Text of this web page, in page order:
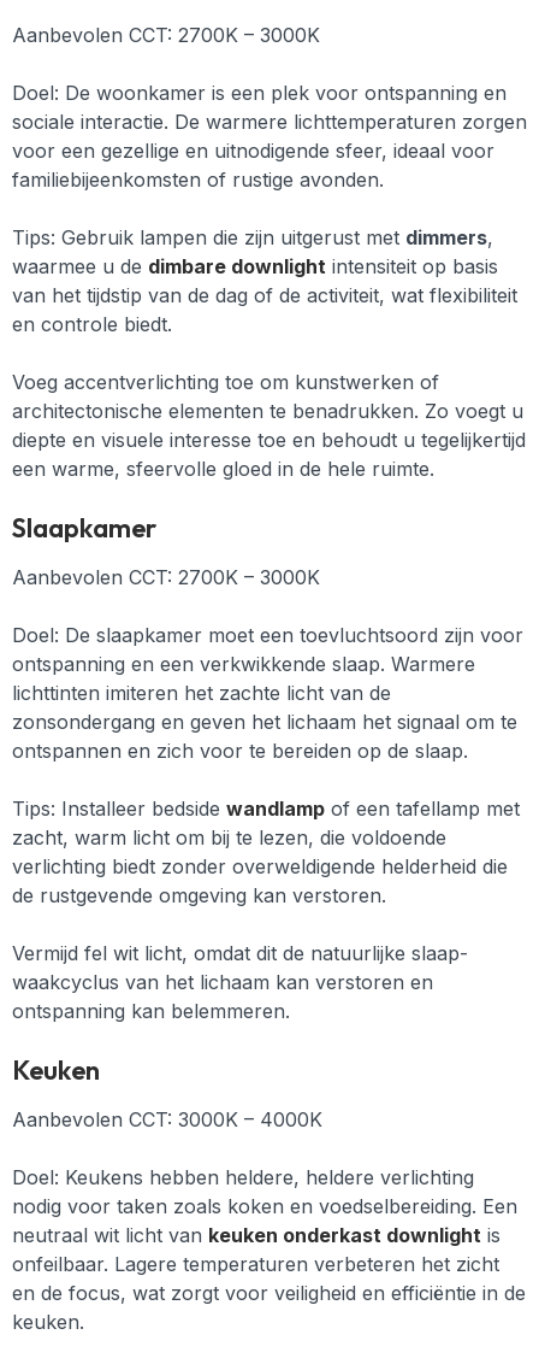
Aanbevolen CCT: 2700K – 3000K
Doel: De woonkamer is een plek voor ontspanning en
sociale interactie. De warmere lichttemperaturen zorgen
voor een gezellige en uitnodigende sfeer, ideaal voor
familiebijeenkomsten of rustige avonden.
Tips: Gebruik lampen die zijn uitgerust met dimmers,
waarmee u de dimbare downlight intensiteit op basis
van het tijdstip van de dag of de activiteit, wat flexibiliteit
en controle biedt.
Voeg accentverlichting toe om kunstwerken of
architectonische elementen te benadrukken. Zo voegt u
diepte en visuele interesse toe en behoudt u tegelijkertijd
een warme, sfeervolle gloed in de hele ruimte.
Slaapkamer
Aanbevolen CCT: 2700K – 3000K
Doel: De slaapkamer moet een toevluchtsoord zijn voor
ontspanning en een verkwikkende slaap. Warmere
lichttinten imiteren het zachte licht van de
zonsondergang en geven het lichaam het signaal om te
ontspannen en zich voor te bereiden op de slaap.
Tips: Installeer bedside wandlamp of een tafellamp met
zacht, warm licht om bij te lezen, die voldoende
verlichting biedt zonder overweldigende helderheid die
de rustgevende omgeving kan verstoren.
Vermijd fel wit licht, omdat dit de natuurlijke slaap-
waakcyclus van het lichaam kan verstoren en
ontspanning kan belemmeren.
Keuken
Aanbevolen CCT: 3000K – 4000K
Doel: Keukens hebben heldere, heldere verlichting
nodig voor taken zoals koken en voedselbereiding. Een
neutraal wit licht van keuken onderkast downlight is
onfeilbaar. Lagere temperaturen verbeteren het zicht
en de focus, wat zorgt voor veiligheid en efficiëntie in de
keuken.